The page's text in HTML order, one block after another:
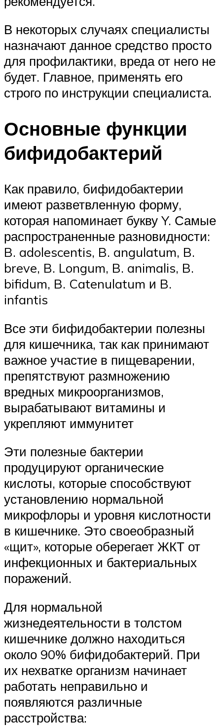
В некоторых случаях специалисты
назначают данное средство просто
для профилактики, вреда от него не
будет. Главное, применять его
строго по инструкции специалиста.
Основные функции
бифидобактерий
Как правило, бифидобактерии
имеют разветвленную форму,
которая напоминает букву Y. Самые
распространенные разновидности:
B. adolescentis, B. angulatum, B.
breve, B. Longum, B. animalis, B.
bifidum, B. Catenulatum и B.
infantis
Все эти бифидобактерии полезны
для кишечника, так как принимают
важное участие в пищеварении,
препятствуют размножению
вредных микроорганизмов,
вырабатывают витамины и
укрепляют иммунитет
Эти полезные бактерии
продуцируют органические
кислоты, которые способствуют
установлению нормальной
микрофлоры и уровня кислотности
в кишечнике. Это своеобразный
«щит», которые оберегает ЖКТ от
инфекционных и бактериальных
поражений.
Для нормальной
жизнедеятельности в толстом
кишечнике должно находиться
около 90% бифидобактерий. При
их нехватке организм начинает
работать неправильно и
появляются различные
расстройства: